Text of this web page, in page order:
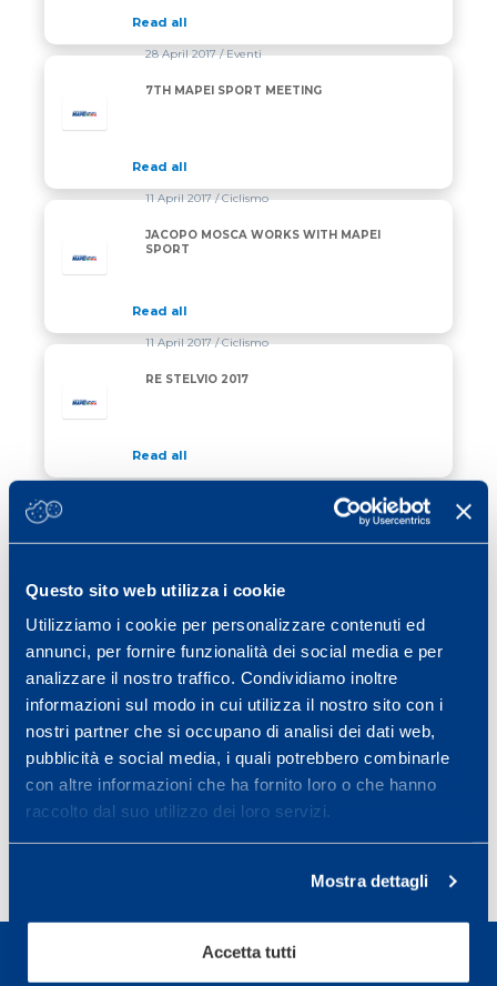
Questo sito web utilizza i cookie
Utilizziamo i cookie per personalizzare contenuti ed
annunci, per fornire funzionalità dei social media e per
analizzare il nostro traffico. Condividiamo inoltre
informazioni sul modo in cui utilizza il nostro sito con i
nostri partner che si occupano di analisi dei dati web,
pubblicità e social media, i quali potrebbero combinarle
con altre informazioni che ha fornito loro o che hanno
raccolto dal suo utilizzo dei loro servizi.
Mostra dettagli
Accetta tutti
Read all
28 April 2017/ Eventi
7TH MAPEI SPORT MEETING
Read all
11 April 2017/ Ciclismo
JACOPO MOSCA WORKS WITH MAPEI
SPORT
Read all
11 April 2017/ Ciclismo
RE STELVIO 2017
Read all
SASSUOLO AND MAPEI SPORT WIN
Read all
16 March 2017/ News
WOMEN
«Previous page
Page
1 … Page
20 Page
21 Page
22
Next page